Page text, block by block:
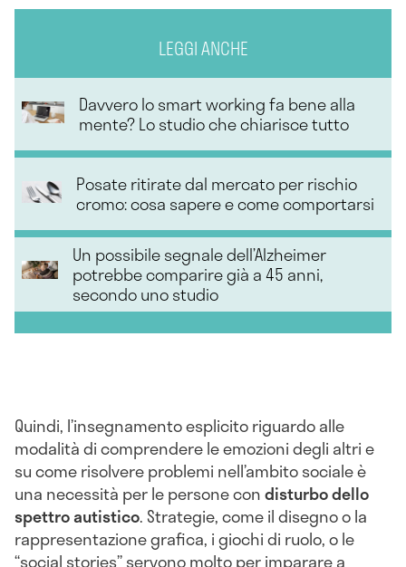
LEGGI ANCHE
Davvero lo smart working fa bene alla
mente? Lo studio che chiarisce tutto
Posate ritirate dal mercato per rischio
cromo: cosa sapere e come comportarsi
Un possibile segnale dell’Alzheimer
potrebbe comparire già a 45 anni,
secondo uno studio
Quindi, l’insegnamento esplicito riguardo alle
modalità di comprendere le emozioni degli altri e
su come risolvere problemi nell’ambito sociale è
una necessità per le persone condisturbo dello
spettro autistico. Strategie, come il disegno o la
rappresentazione grafica, i giochi di ruolo, o le
“social stories” servono molto per imparare a